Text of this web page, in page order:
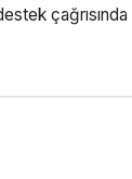
çağrısında